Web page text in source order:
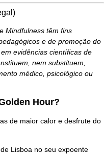
Mindfulness têm fins
e de promoção do
evidências científicas de
nem substituem,
médico, psicológico ou
Hour?
de maior calor e desfrute do
Lisboa no seu expoente